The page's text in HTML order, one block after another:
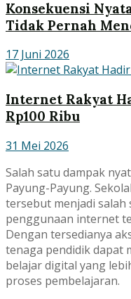
Konsekuensi
Tidak Pernah
17 Juni 2026
Internet Rakyat
Rp100 Ribu
31 Mei 2026
Salah satu dampak
Payung-Payung.
tersebut menjadi
penggunaan internet
Dengan tersedianya
tenaga pendidik dapat
belajar digital yang
proses pembelajaran.